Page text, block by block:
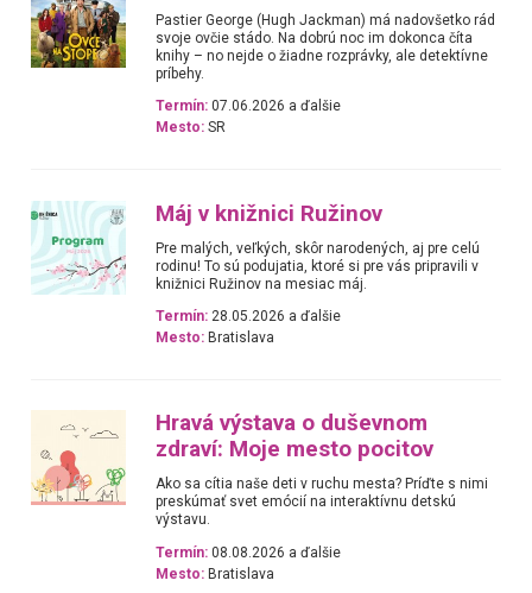
Pastier George (Hugh Jackman) má nadovšetko rád
svoje ovčie stádo. Na dobrú noc im dokonca číta
knihy – no nejde o žiadne rozprávky, ale detektívne
príbehy.
Termín: 07.06.2026 a ďalšie
Mesto: SR
Máj v knižnici Ružinov
Pre malých, veľkých, skôr narodených, aj pre celú
rodinu! To sú podujatia, ktoré si pre vás pripravili v
knižnici Ružinov na mesiac máj.
Termín: 28.05.2026 a ďalšie
Mesto: Bratislava
Hravá výstava o duševnom
zdraví: Moje mesto pocitov
Ako sa cítia naše deti v ruchu mesta? Príďte s nimi
preskúmať svet emócií na interaktívnu detskú
výstavu.
Termín: 08.08.2026 a ďalšie
Mesto: Bratislava